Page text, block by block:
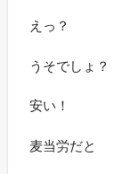
えっ？
うそでしょ？
安い！
麦当労だと